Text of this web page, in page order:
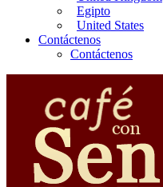
Egipto
United States
Contáctenos
Contáctenos